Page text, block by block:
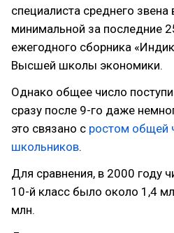
специалиста среднего
минимальной за последние
ежегодного сборника
Высшей школы экономики.
Однако общее число
сразу после 9-го даже
это связано с ростом общей
школьников.
Для сравнения, в 2000 году
10-й класс было около 1,4
млн.